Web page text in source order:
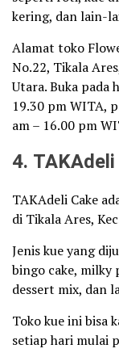
kering, dan lain-
Alamat toko
No.22, Tikala
Utara. Buka pada
19.30 pm WITA,
am – 16.00 pm
4.
TAKAdeli Cake
di Tikala Ares,
Jenis kue yang
bingo cake, milky
dessert mix, dan
Toko kue ini bisa
setiap hari mulai